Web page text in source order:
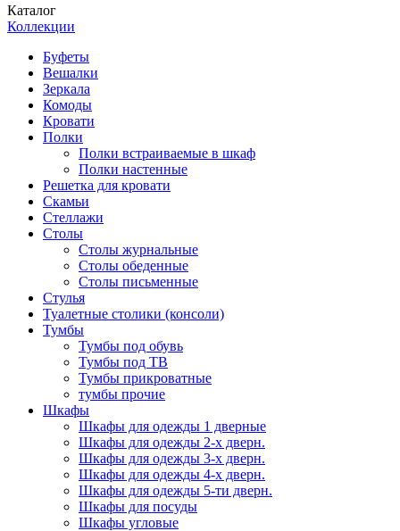
Каталог
Коллекции
Буфеты
Вешалки
Зеркала
Комоды
Кровати
Полки
Полки встраиваемые в шкаф
Полки настенные
Решетка для кровати
Скамьи
Стеллажи
Столы
Столы журнальные
Столы обеденные
Столы письменные
Стулья
Туалетные столики (консоли)
Тумбы
Тумбы под обувь
Тумбы под ТВ
Тумбы прикроватные
тумбы прочие
Шкафы
Шкафы для одежды 1 дверные
Шкафы для одежды 2-х дверн.
Шкафы для одежды 3-х дверн.
Шкафы для одежды 4-х дверн.
Шкафы для одежды 5-ти дверн.
Шкафы для посуды
Шкафы угловые